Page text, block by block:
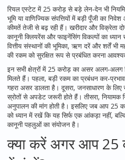
रियल एस्टेट में 25 करोड़ से बड़े लेन‑देन भी
भूमि या वाणिज्यिक संपत्तियों में बड़ी पूँजी का निवेश
कीमतें तेजी से बढ़ रही हैं। खरीदार और विक्रेता
कानूनी क्लियरेंस और फाइनेंसिंग विकल्पों का
वित्तीय संस्थानों की भूमिका, ऋण दरें और शर्तें भी
की रकम को सुरक्षित रूप से प्रबंधित करना
इन सभी क्षेत्रों में 25 करोड़ का असर अलग‑अलग
मिलते हैं। पहला, बड़ी रकम का प्रबंधन
गहरा असर डालता है। दूसरा, जनसाधारण के लिए
स्रोतों से अपडेट जरूरी होते हैं। तीसरा, नियामक
अनुपालन की मांग होती है। इसलिए जब आप 25
को ध्यान में रखें कि यह सिर्फ एक आंकड़ा नहीं,
कानूनी पहलुओं का संयोजन है।
क्या करें अगर आप 25